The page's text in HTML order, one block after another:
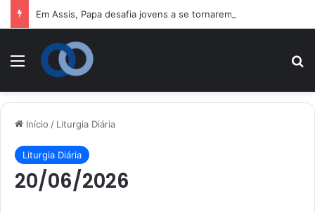
Menu
Início / Liturgia Diária
Liturgia Diária
20/06/2026